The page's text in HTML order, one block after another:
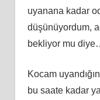
uyanana kadar
düşünüyordum,
bekliyor mu
Kocam
bu saate kadar